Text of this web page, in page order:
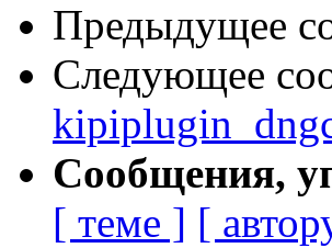
Предыдущее
Следующее
Сообщения,
[ теме ] [